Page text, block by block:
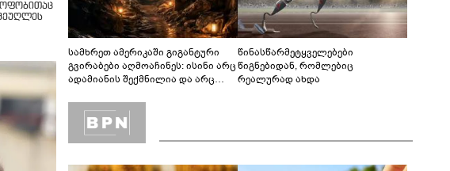
სამხრეთ ამერიკაში გიგანტური
გვირაბები აღმოაჩინეს: ისინი არც
ადამიანის შექმნილია და არც
ლაბირინთები?
წინასწარმეტყველებები
წიგნებიდან, რომლებიც
რეალურად ახდა